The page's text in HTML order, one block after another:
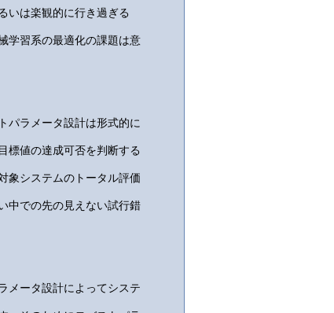
いは楽観的に行き過ぎる
学習系の最適化の課題は意
パラメータ設計は形式的に
標値の達成可否を判断する
象システムのトータル評価
中での先の見えない試行錯
メータ設計によってシステ